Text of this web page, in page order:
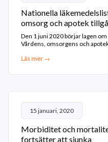
Nationella
omsorg och apotek
Den 1 juni 2020 börjar lagen
Vårdens, omsorgens och
Läs mer →
15 januari, 2020
Morbiditet och
fortsätter att sjunka